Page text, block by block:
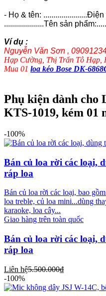
- Họ & tên:
....................Tên sản
Ví dụ :
Nguyễn Văn Sơn ,
Hạp Cường, Thị Trấn Tô Hạp,
Mua 01 loa kéo Bose DK-
Phụ kiện dành cho
KTS-1019, kém 01
-100%
Bán củ loa rời các loại,
ráp loa
Bán củ loa rời các loại, bao
loa treble, củ loa mini...dùng
karaoke, loa cây...
Giao hàng trên toàn quốc
Bán củ loa rời các loại,
ráp loa
Liên hệ5.500.000₫
-100%